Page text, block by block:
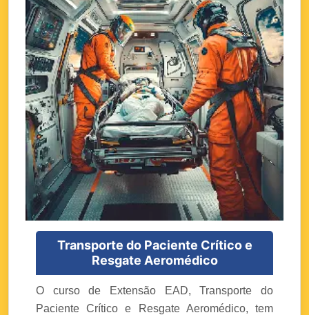
Transporte do Paciente Crítico e
Resgate Aeromédico
O curso de Extensão EAD, Transporte do
Paciente Crítico e Resgate Aeromédico, tem